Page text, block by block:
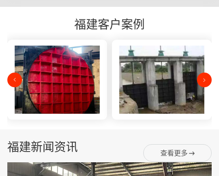
福建客户案例
福建新闻资讯 查看更多